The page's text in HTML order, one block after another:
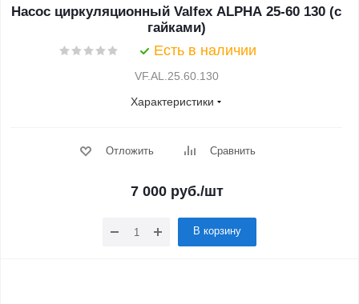
Насос циркуляционный Valfex ALPHA 25-60 130 (с
гайками)
Есть в наличии
VF.AL.25.60.130
Характеристики
Отложить Сравнить
7 000руб./шт
В корзину